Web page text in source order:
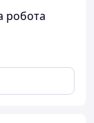
робота